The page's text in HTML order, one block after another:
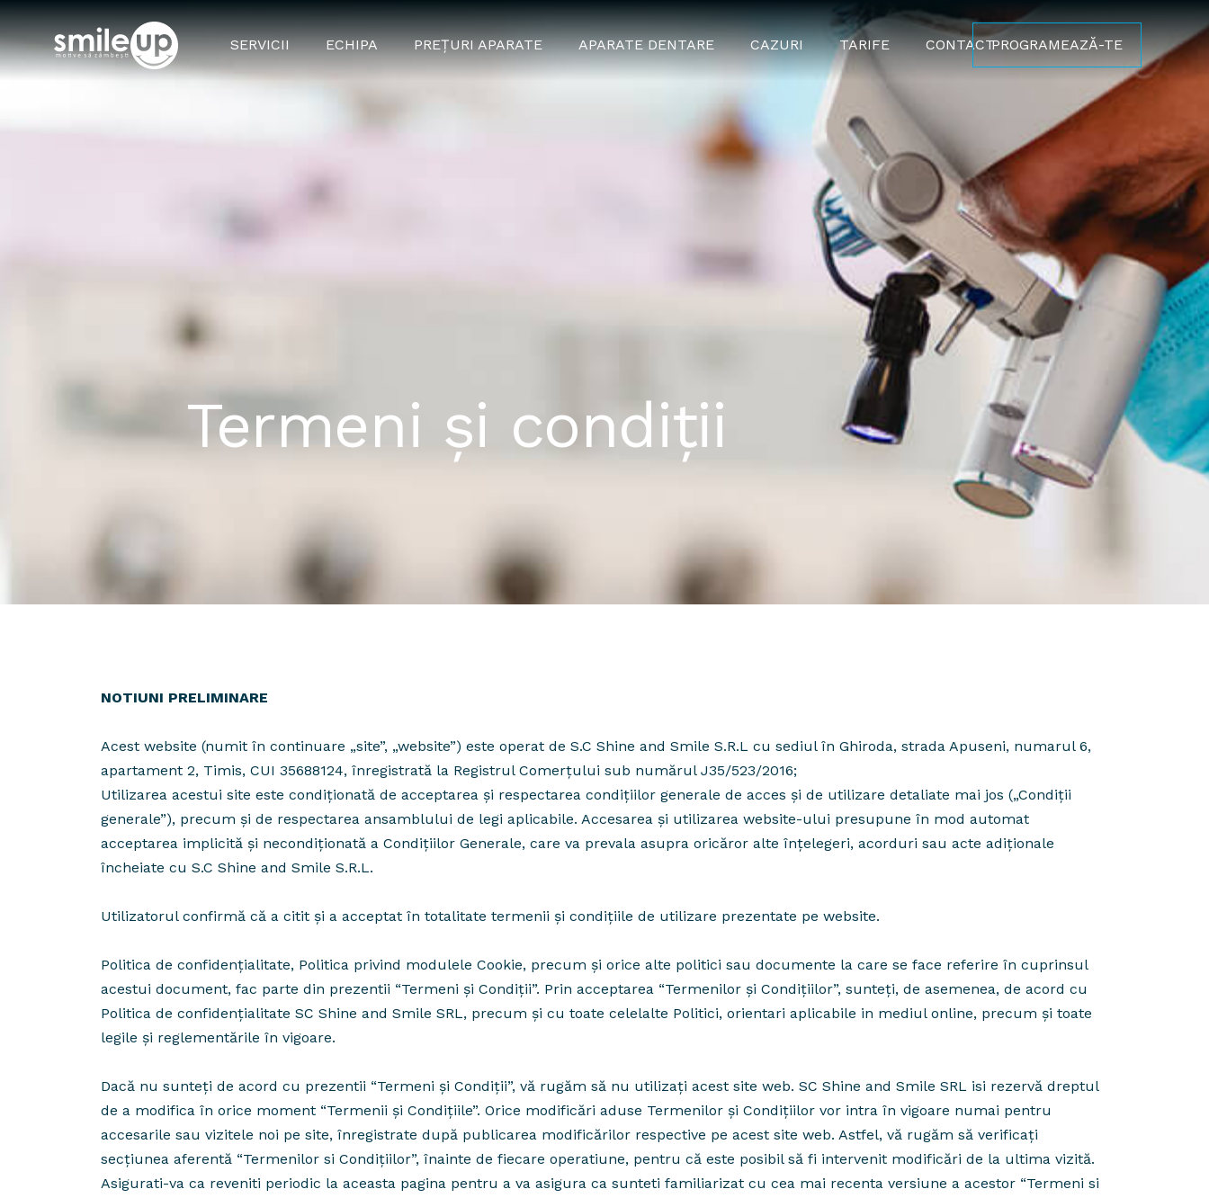
SERVICII ECHIPA PREȚURI APARATE APARATE DENTARE CAZURI TARIFE CONTACTPROGRAMEAZĂ-TE
Termeni și condiții
NOTIUNI PRELIMINARE
Acest website (numit în continuare „site”, „website”) este operat de S.C Shine and Smile S.R.L cu sediul în Ghiroda, strada Apuseni, numarul 6,
apartament 2, Timis, CUI 35688124, înregistrată la Registrul Comerțului sub numărul J35/523/2016;
Utilizarea acestui site este condiționată de acceptarea și respectarea condițiilor generale de acces și de utilizare detaliate mai jos („Condiții
generale”), precum și de respectarea ansamblului de legi aplicabile. Accesarea și utilizarea website-ului presupune în mod automat
acceptarea implicită și necondiționată a Condițiilor Generale, care va prevala asupra oricăror alte înțelegeri, acorduri sau acte adiționale
încheiate cu S.C Shine and Smile S.R.L.
Utilizatorul confirmă că a citit și a acceptat în totalitate termenii și condițiile de utilizare prezentate pe website.
Politica de confidențialitate, Politica privind modulele Cookie, precum și orice alte politici sau documente la care se face referire în cuprinsul
acestui document, fac parte din prezentii “Termeni și Condiții”. Prin acceptarea “Termenilor și Condiţiilor”, sunteţi, de asemenea, de acord cu
Politica de confidențialitate SC Shine and Smile SRL, precum și cu toate celelalte Politici, orientari aplicabile in mediul online, precum și toate
legile și reglementările în vigoare.
Dacă nu sunteți de acord cu prezentii “Termeni și Condiții”, vă rugăm să nu utilizați acest site web. SC Shine and Smile SRL isi rezervă dreptul
de a modifica în orice moment “Termenii și Condiţiile”. Orice modificări aduse Termenilor și Condiţiilor vor intra în vigoare numai pentru
accesarile sau vizitele noi pe site, înregistrate după publicarea modificărilor respective pe acest site web. Astfel, vă rugăm să verificați
secțiunea aferentă “Termenilor si Condiţiilor”, înainte de fiecare operatiune, pentru că este posibil să fi intervenit modificări de la ultima vizită.
Asigurati-va ca reveniti periodic la aceasta pagina pentru a va asigura ca sunteti familiarizat cu cea mai recenta versiune a acestor “Termeni si